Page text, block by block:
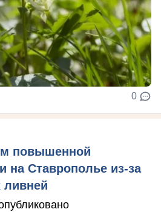
0
повышенной
на Ставрополье из-за
ливней